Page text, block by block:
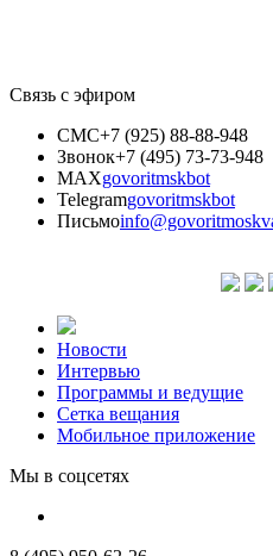
Связь с эфиром
СМС+7 (925) 88-88-948
Звонок+7 (495) 73-73-948
MAXgovoritmskbot
Telegramgovoritmskbot
Письмо
Новости
Интервью
Программы и ведущие
Сетка вещания
Мобильное приложение
Мы в соцсетях